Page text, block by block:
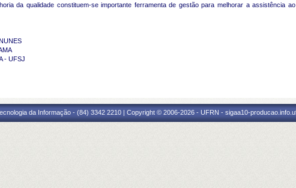
da qualidade constituem-se importante ferramenta de gestão para melhorar a assistência
- UFSJ
da Informação - (84) 3342 2210 | Copyright © 2006-2026 - UFRN - sigaa10-